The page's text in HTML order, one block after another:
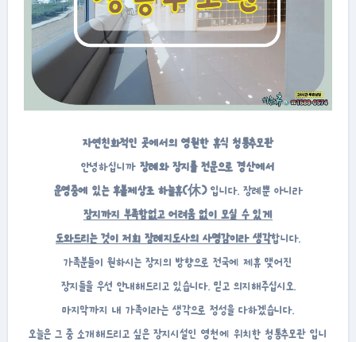
자연친화적인 곳에서의 영원한 휴식 청통추모관
안녕하십니까 장례와 장지를 전문으로 경산에서
운영중에 있는 후불제상조 하늘휴(休) 입니다. 장례뿐 아니라
장지까지 부족함없고 어려움 없이 모실 수 있게
도와드리는 것이 저희 장례지도사의 사명감이라 생각합니다.
가족분들이 원하시는 장지의 방향으로 전국에 제휴 맺어진
장지들을 우선 안내해드리고 있습니다. 믿고 의지해주십시오.
마지막까지 내 가족이라는 생각으로 정성을 다하겠습니다.
오늘은 그 중 소개해드리고 싶은 장지시설인 영천에 위치한 청통추모관 입니